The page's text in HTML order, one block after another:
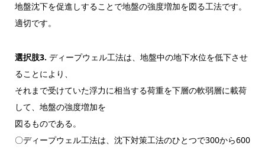
地盤沈下を促進しすることで地盤の強度増加を図る工法です。
適切です。
選択肢3. ディープウェル工法は、地盤中の地下水位を低下させ
ることにより、
それまで受けていた浮力に相当する荷重を下層の軟弱層に載荷
して、地盤の強度増加を
図るものである。
〇ディープウェル工法は、沈下対策工法のひとつで300から600